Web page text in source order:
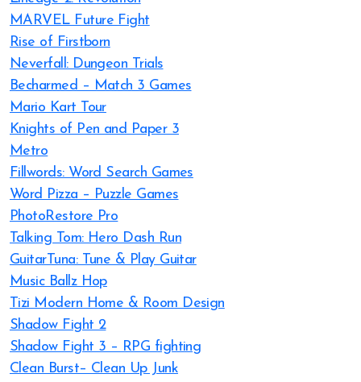
MARVEL Future Fight
Rise of Firstborn
Neverfall: Dungeon Trials
Becharmed – Match 3 Games
Mario Kart Tour
Knights of Pen and Paper 3
Metro
Fillwords: Word Search Games
Word Pizza – Puzzle Games
PhotoRestore Pro
Talking Tom: Hero Dash Run
GuitarTuna: Tune & Play Guitar
Music Ballz Hop
Tizi Modern Home & Room Design
Shadow Fight 2
Shadow Fight 3 – RPG fighting
Clean Burst– Clean Up Junk